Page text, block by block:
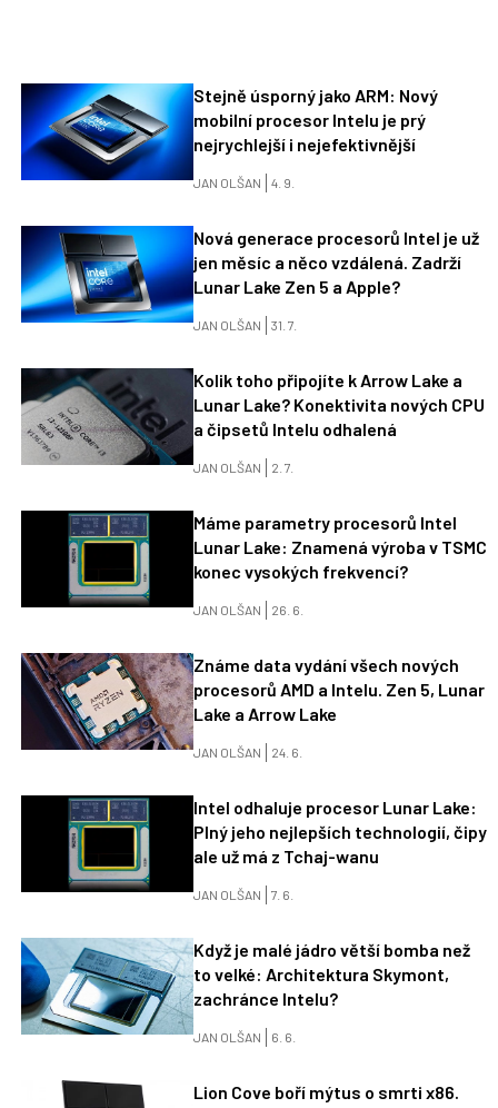
Stejně úsporný jako ARM: Nový
mobilní procesor Intelu je prý
nejrychlejší i nejefektivnější
JAN OLŠAN 4. 9.
Nová generace procesorů Intel je už
jen měsíc a něco vzdálená. Zadrží
Lunar Lake Zen 5 a Apple?
JAN OLŠAN 31. 7.
Kolik toho připojíte k Arrow Lake a
Lunar Lake? Konektivita nových CPU
a čipsetů Intelu odhalená
JAN OLŠAN 2. 7.
Máme parametry procesorů Intel
Lunar Lake: Znamená výroba v TSMC
konec vysokých frekvencí?
JAN OLŠAN 26. 6.
Známe data vydání všech nových
procesorů AMD a Intelu. Zen 5, Lunar
Lake a Arrow Lake
JAN OLŠAN 24. 6.
Intel odhaluje procesor Lunar Lake:
Plný jeho nejlepších technologií, čipy
ale už má z Tchaj-wanu
JAN OLŠAN 7. 6.
Když je malé jádro větší bomba než
to velké: Architektura Skymont,
zachránce Intelu?
JAN OLŠAN 6. 6.
Lion Cove boří mýtus o smrti x86.